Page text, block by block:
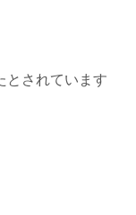
とされています